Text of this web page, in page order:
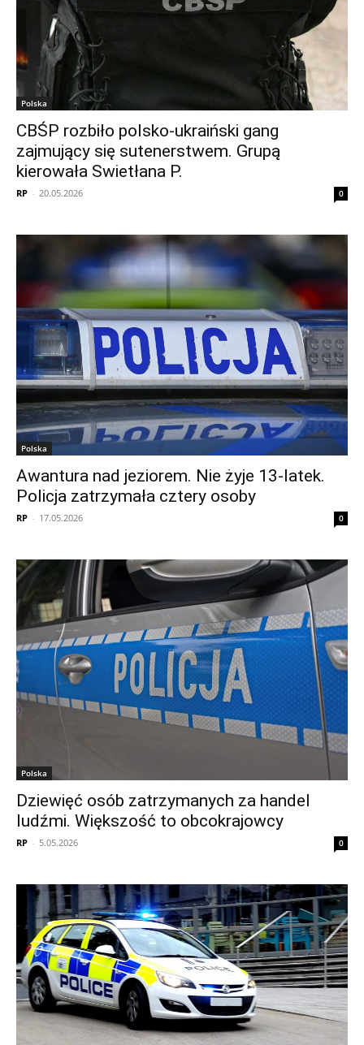
Polska
CBŚP rozbiło polsko-ukraiński gang
zajmujący się sutenerstwem. Grupą
kierowała Swietłana P.
RP - 20.05.2026 0
Polska
Awantura nad jeziorem. Nie żyje 13-latek.
Policja zatrzymała cztery osoby
RP - 17.05.2026 0
Polska
Dziewięć osób zatrzymanych za handel
ludźmi. Większość to obcokrajowcy
RP - 5.05.2026 0